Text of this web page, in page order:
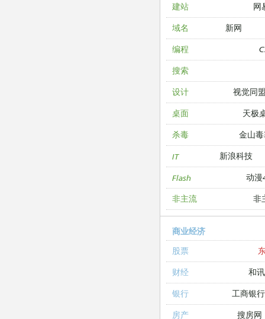
建站 网
域名 新网
编程
搜索
设计 视觉同
桌面 天极
杀毒 金山
IT 新浪科技
Flash 动漫
非主流 非
商业经济
股票
财经 和
银行 工商银行
房产 搜房网